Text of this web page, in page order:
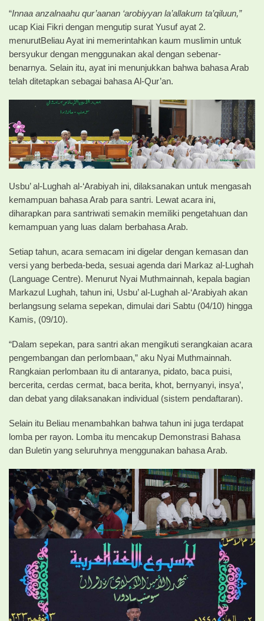
“Innaa anzalnaahu qur’aanan ‘arobiyyan la’allakum ta’qiluun,”
ucap Kiai Fikri dengan mengutip surat Yusuf ayat 2.
menurutBeliau Ayat ini memerintahkan kaum muslimin untuk
bersyukur dengan menggunakan akal dengan sebenar-
benarnya. Selain itu, ayat ini menunjukkan bahwa bahasa Arab
telah ditetapkan sebagai bahasa Al-Qur’an.
Usbu’ al-Lughah al-‘Arabiyah ini, dilaksanakan untuk mengasah
kemampuan bahasa Arab para santri. Lewat acara ini,
diharapkan para santriwati semakin memiliki pengetahuan dan
kemampuan yang luas dalam berbahasa Arab.
Setiap tahun, acara semacam ini digelar dengan kemasan dan
versi yang berbeda-beda, sesuai agenda dari Markaz al-Lughah
(Language Centre). Menurut Nyai Muthmainnah, kepala bagian
Markazul Lughah, tahun ini, Usbu’ al-Lughah al-‘Arabiyah akan
berlangsung selama sepekan, dimulai dari Sabtu (04/10) hingga
Kamis, (09/10).
“Dalam sepekan, para santri akan mengikuti serangkaian acara
pengembangan dan perlombaan,” aku Nyai Muthmainnah.
Rangkaian perlombaan itu di antaranya, pidato, baca puisi,
bercerita, cerdas cermat, baca berita, khot, bernyanyi, insya’,
dan debat yang dilaksanakan individual (sistem pendaftaran).
Selain itu Beliau menambahkan bahwa tahun ini juga terdapat
lomba per rayon. Lomba itu mencakup Demonstrasi Bahasa
dan Buletin yang seluruhnya menggunakan bahasa Arab.